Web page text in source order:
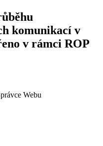
komunikací v
v rámci ROP
Webu